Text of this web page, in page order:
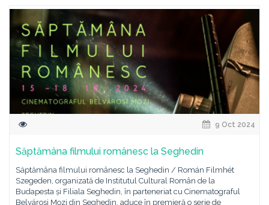
9 Oct 2024
Săptămâna filmului românesc la Seghedin
Săptămâna filmului românesc la Seghedin / Román Filmhét
Szegeden, organizată de Institutul Cultural Român de la
Budapesta și Filiala Seghedin, în parteneriat cu Cinematograful
Belvárosi Mozi din Seghedin, aduce în premieră o serie de